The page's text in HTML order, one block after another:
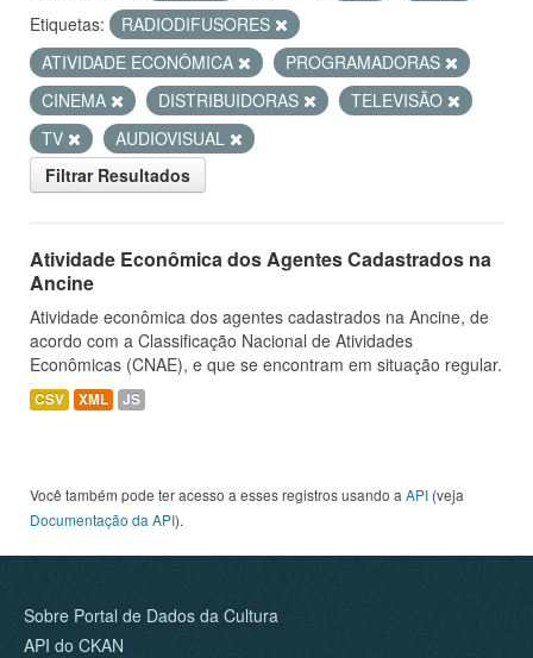
Etiquetas:
RADIODIFUSORES
ATIVIDADE ECONÔMICA
PROGRAMADORAS
CINEMA
DISTRIBUIDORAS
TELEVISÃO
TV
AUDIOVISUAL
Filtrar Resultados
Atividade Econômica dos Agentes Cadastrados na
Ancine
Atividade econômica dos agentes cadastrados na Ancine, de
acordo com a Classificação Nacional de Atividades
Econômicas (CNAE), e que se encontram em situação regular.
CSV XML JS
Você também pode ter acesso a esses registros usando a API (veja
Documentação da API).
Sobre Portal de Dados da Cultura
API do CKAN